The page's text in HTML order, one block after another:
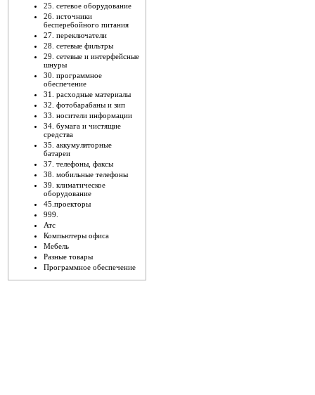
25. сетевое оборудование
26. источники
бесперебойного питания
27. переключатели
28. сетевые фильтры
29. сетевые и интерфейсные
шнуры
30. программное
обеспечение
31. расходные материалы
32. фотобарабаны и зип
33. носители информации
34. бумага и чистящие
средства
35. аккумуляторные
батареи
37. телефоны, факсы
38. мобильные телефоны
39. климатическое
оборудование
45.проекторы
999.
Атс
Компьютеры офиса
Мебель
Разные товары
Программное обеспечение